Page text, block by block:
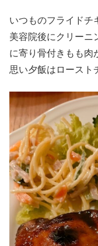
いつものフライド
美容院後にクリーニ
に寄り骨付きもも
思い夕飯はロースト